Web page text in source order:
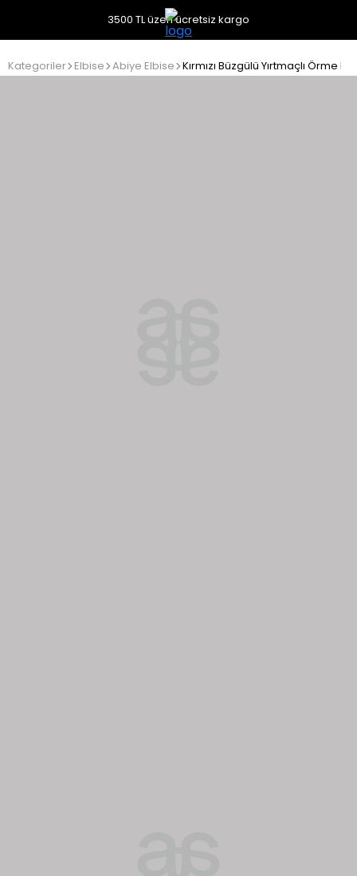
3500 TL üzeri ücretsiz kargo
Kategoriler Elbise Abiye Elbise Kırmızı Büzgülü Yırtmaçlı Örme